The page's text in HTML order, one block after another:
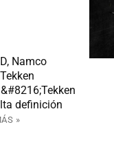
Namco
definición
»